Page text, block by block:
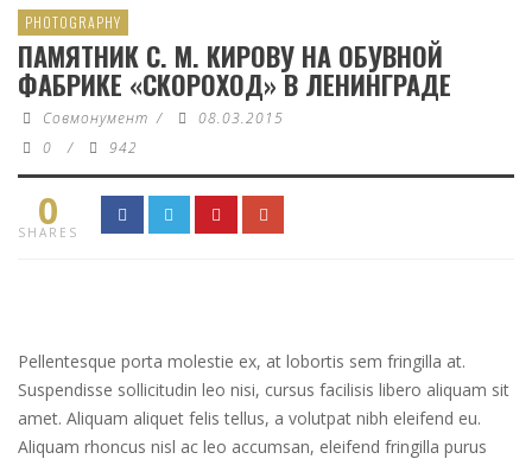
PHOTOGRAPHY
ПАМЯТНИК С. М. КИРОВУ НА ОБУВНОЙ
ФАБРИКЕ «СКОРОХОД» В ЛЕНИНГРАДЕ
Совмонумент /
08.03.2015
0
/ 942
0
SHARES
Pellentesque porta molestie ex, at lobortis sem fringilla at.
Suspendisse sollicitudin leo nisi, cursus facilisis libero aliquam sit
amet. Aliquam aliquet felis tellus, a volutpat nibh eleifend eu.
Aliquam rhoncus nisl ac leo accumsan, eleifend fringilla purus